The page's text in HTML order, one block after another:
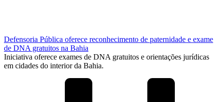
Defensoria Pública oferece reconhecimento de paternidade e exame
de DNA gratuitos na Bahia
Iniciativa oferece exames de DNA gratuitos e orientações jurídicas
em cidades do interior da Bahia.